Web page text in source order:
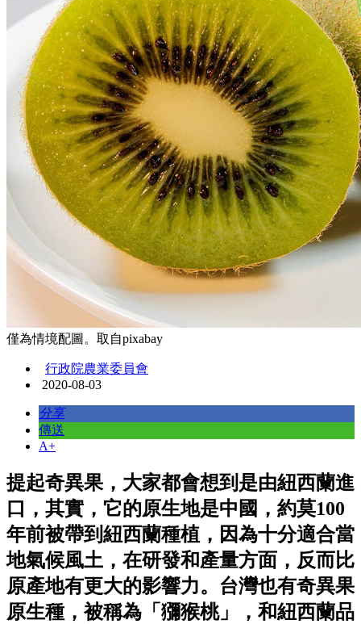
僅為情境配圖。取自pixabay
行政院農業委員會
2020-08-03
分享
傳送
A+
提起奇異果，大家都會想到是由紐西蘭進
口，其實，它的原生地是中國，約莫100
年前被帶到紐西蘭種植，因為十分適合當
地氣候風土，在研發和產量方面，反而比
原產地有更大的影響力。台灣也有奇異果
原生種，被稱為「獼猴桃」，和紐西蘭品